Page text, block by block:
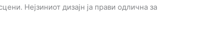
Нејзиниот дизајн ја прави одлична за